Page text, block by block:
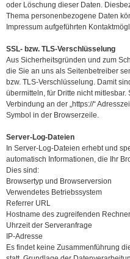
oder Löschung dieser Daten.
Thema personenbezogene Daten
Impressum aufgeführten
SSL- bzw. TLS-Verschlüsselung
Aus Sicherheitsgründen und zum
die Sie an uns als Seitenbetreiber
bzw. TLS-Verschlüsselung. Damit
übermitteln, für Dritte nicht
Verbindung an der „https://“
Symbol in der Browserzeile.
Server-Log-Dateien
In Server-Log-Dateien erhebt und
automatisch Informationen, die Ihr
Dies sind:
Browsertyp und Browserversion
Verwendetes Betriebssystem
Referrer URL
Hostname des zugreifenden
Uhrzeit der Serveranfrage
IP-Adresse
Es findet keine Zusammenführung